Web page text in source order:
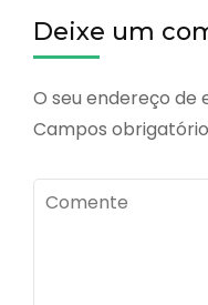
Deixe um
O seu endereço de
Campos
Comente